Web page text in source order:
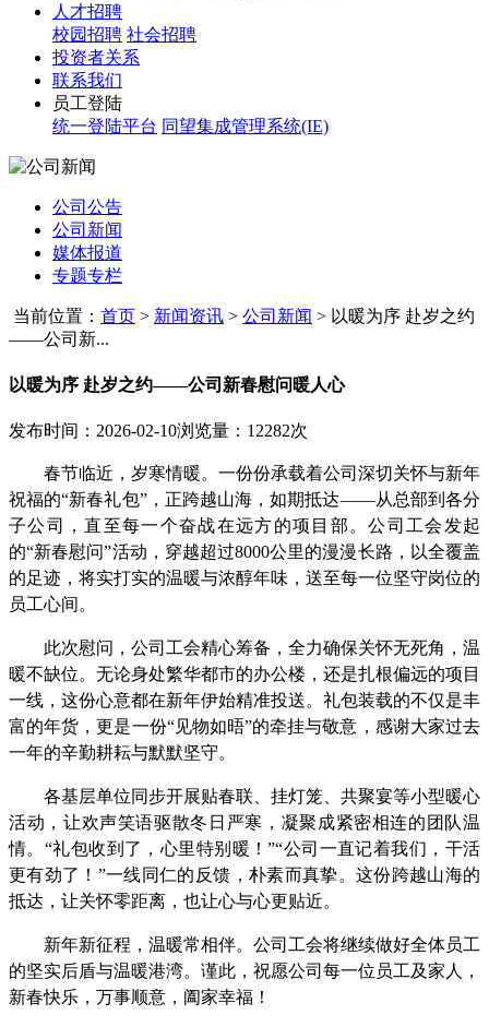
人才招聘
校园招聘 社会招聘
投资者关系
联系我们
员工登陆
统一登陆平台 同望集成管理系统(IE)
公司公告
公司新闻
媒体报道
专题专栏
当前位置： 首页 > 新闻资讯 > 公司新闻 > 以暖为序 赴岁之约
——公司新...
以暖为序 赴岁之约——公司新春慰问暖人心
发布时间：2026-02-10浏览量：12282次
春节临近，岁寒情暖。一份份承载着公司深切关怀与新年
祝福的“新春礼包”，正跨越山海，如期抵达——从总部到各分
子公司，直至每一个奋战在远方的项目部。公司工会发起
的“新春慰问”活动，穿越超过8000公里的漫漫长路，以全覆盖
的足迹，将实打实的温暖与浓醇年味，送至每一位坚守岗位的
员工心间。
此次慰问，公司工会精心筹备，全力确保关怀无死角，温
暖不缺位。无论身处繁华都市的办公楼，还是扎根偏远的项目
一线，这份心意都在新年伊始精准投送。礼包装载的不仅是丰
富的年货，更是一份“见物如晤”的牵挂与敬意，感谢大家过去
一年的辛勤耕耘与默默坚守。
各基层单位同步开展贴春联、挂灯笼、共聚宴等小型暖心
活动，让欢声笑语驱散冬日严寒，凝聚成紧密相连的团队温
情。“礼包收到了，心里特别暖！”“公司一直记着我们，干活
更有劲了！”一线同仁的反馈，朴素而真挚。这份跨越山海的
抵达，让关怀零距离，也让心与心更贴近。
新年新征程，温暖常相伴。公司工会将继续做好全体员工
的坚实后盾与温暖港湾。谨此，祝愿公司每一位员工及家人，
新春快乐，万事顺意，阖家幸福！